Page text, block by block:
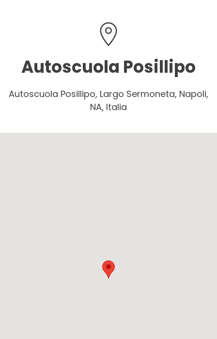
Autoscuola Posillipo
Autoscuola Posillipo, Largo Sermoneta, Napoli,
NA, Italia